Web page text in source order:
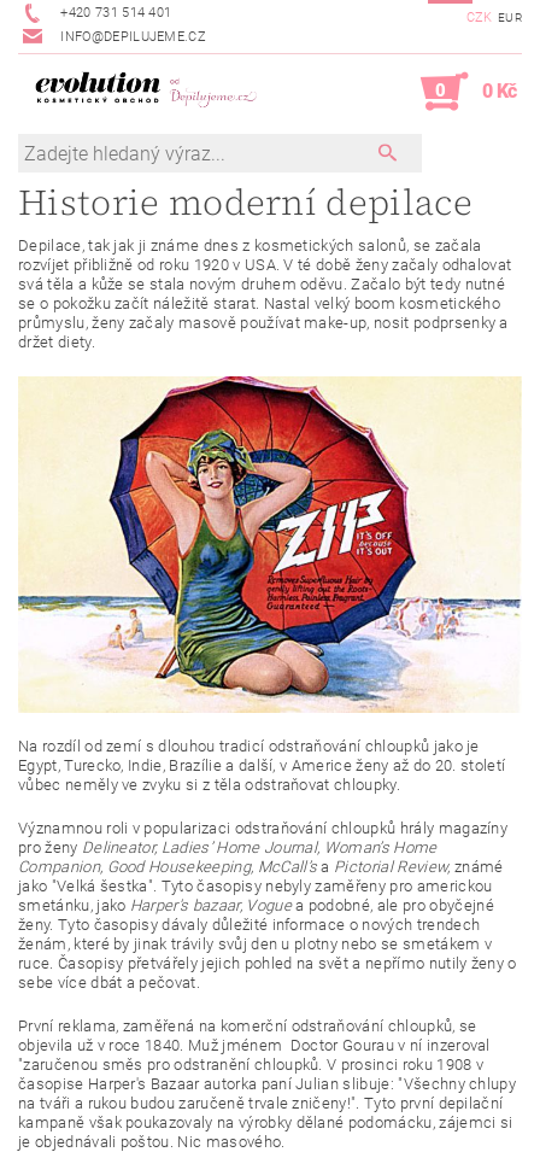
+420 731 514 401
INFO@DEPILUJEME.CZ
CZK EUR
0 0 Kč
Historie moderní depilace
Depilace, tak jak ji známe dnes z kosmetických salonů, se začala
rozvíjet přibližně od roku 1920 v USA. V té době ženy začaly odhalovat
svá těla a kůže se stala novým druhem oděvu. Začalo být tedy nutné
se o pokožku začít náležitě starat. Nastal velký boom kosmetického
průmyslu, ženy začaly masově používat make-up, nosit podprsenky a
držet diety.
Na rozdíl od zemí s dlouhou tradicí odstraňování chloupků jako je
Egypt, Turecko, Indie, Brazílie a další, v Americe ženy až do 20. století
vůbec neměly ve zvyku si z těla odstraňovat chloupky.
Významnou roli v popularizaci odstraňování chloupků hrály magazíny
pro ženy Delineator, Ladies’ Home Journal, Woman’s Home
Companion, Good Housekeeping, McCall’s a Pictorial Review, známé
jako "Velká šestka". Tyto časopisy nebyly zaměřeny pro americkou
smetánku, jako Harper's bazaar, Voguea podobné, ale pro obyčejné
ženy. Tyto časopisy dávaly důležité informace o nových trendech
ženám, které by jinak trávily svůj den u plotny nebo se smetákem v
ruce. Časopisy přetvářely jejich pohled na svět a nepřímo nutily ženy o
sebe více dbát a pečovat.
První reklama, zaměřená na komerční odstraňování chloupků, se
objevila už v roce 1840. Muž jménem Doctor Gourau v ní inzeroval
"zaručenou směs pro odstranění chloupků. V prosinci roku 1908 v
časopise Harper's Bazaar autorka paní Julian slibuje: "Všechny chlupy
na tváři a rukou budou zaručeně trvale zničeny!". Tyto první depilační
kampaně však poukazovaly na výrobky dělané podomácku, zájemci si
je objednávali poštou. Nic masového.